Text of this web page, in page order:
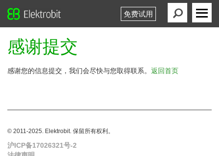
免费试用
Elektrobit
Primary
感谢提交
感谢您的信息提交，我们会尽快与您取得联系。 返回首页
© 2011-2025. Elektrobit. 保留所有权利。
沪ICP备17026321号-2